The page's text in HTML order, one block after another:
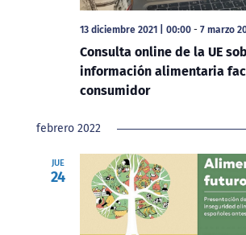
13 diciembre 2021 | 00:00- 7 marzo
Consulta online de la UE
información alimentaria
consumidor
febrero 2022
JUE
24